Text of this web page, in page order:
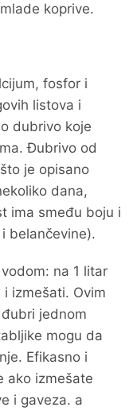
koprive.
fosfor i
listova i
dubrivo koje
Đubrivo od
je opisano
dana,
ima smeđu boju i
belančevine).
na 1 litar
izmešati. Ovim
jednom
mogu da
Efikasno i
ako izmešate
i gaveza. a